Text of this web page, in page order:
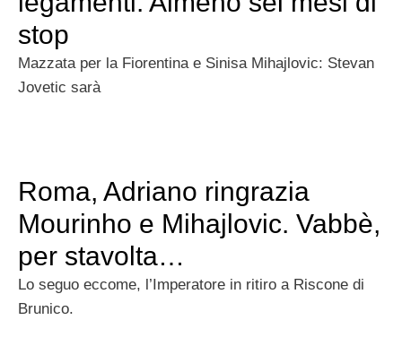
stop
Mazzata per la Fiorentina e Sinisa Mihajlovic: Stevan
Jovetic sarà
Roma, Adriano ringrazia
Mourinho e Mihajlovic. Vabbè,
per stavolta…
Lo seguo eccome, l’Imperatore in ritiro a Riscone di
Brunico.